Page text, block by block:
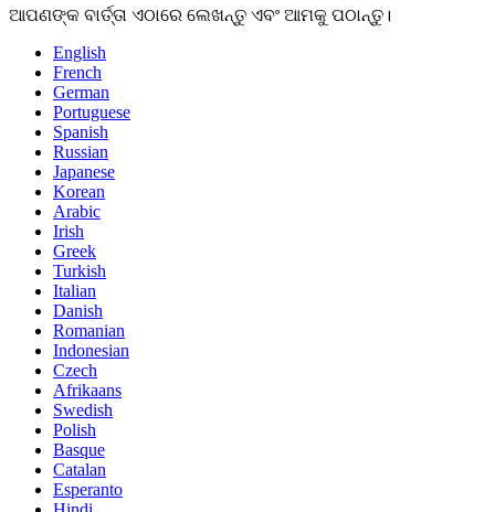
ଆପଣଙ୍କ ବାର୍ତ୍ତା ଏଠାରେ ଲେଖନ୍ତୁ ଏବଂ ଆମକୁ ପଠାନ୍ତୁ।
English
French
German
Portuguese
Spanish
Russian
Japanese
Korean
Arabic
Irish
Greek
Turkish
Italian
Danish
Romanian
Indonesian
Czech
Afrikaans
Swedish
Polish
Basque
Catalan
Esperanto